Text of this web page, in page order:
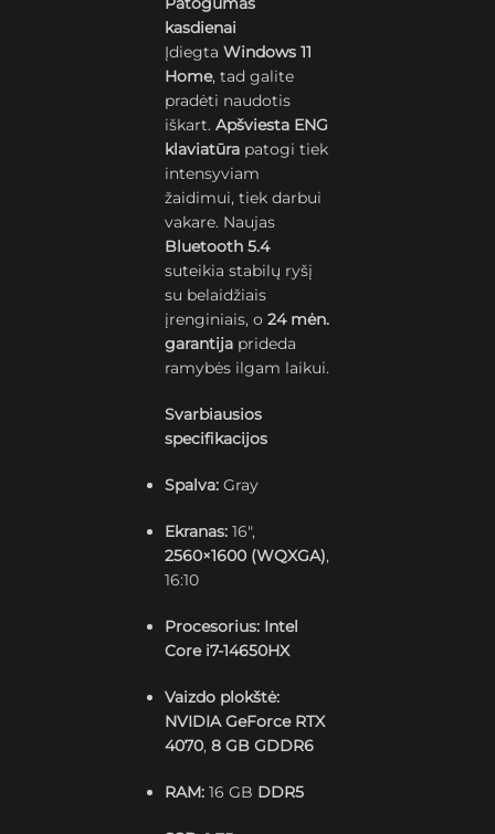
kasdienai
ĮdiegtaWindows 11
Home, tad galite
pradėti naudotis
iškart.Apšviesta ENG
klaviatūra patogi tiek
intensyviam
žaidimui, tiek darbui
vakare. Naujas
Bluetooth 5.4
suteikia stabilų ryšį
su belaidžiais
įrenginiais, o24 mėn.
garantija prideda
ramybės ilgam laikui.
Svarbiausios
specifikacijos
Spalva: Gray
Ekranas: 16″,
2560×1600 (WQXGA),
16:10
Procesorius: Intel
Core i7-14650HX
Vaizdo plokštė:
NVIDIA GeForce RTX
4070,8 GB GDDR6
RAM: 16 GB DDR5